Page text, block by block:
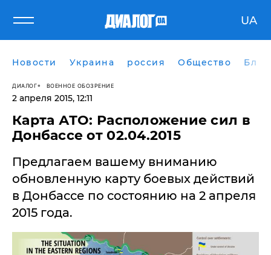
UA
Новости Украина россия Общество
ДИАЛОГ ВОЕННОЕ ОБОЗРЕНИЕ
2 апреля 2015, 12:11
Карта АТО: Расположение сил в
Донбассе от 02.04.2015
Предлагаем вашему вниманию
обновленную карту боевых действий
в Донбассе по состоянию на 2 апреля
2015 года.